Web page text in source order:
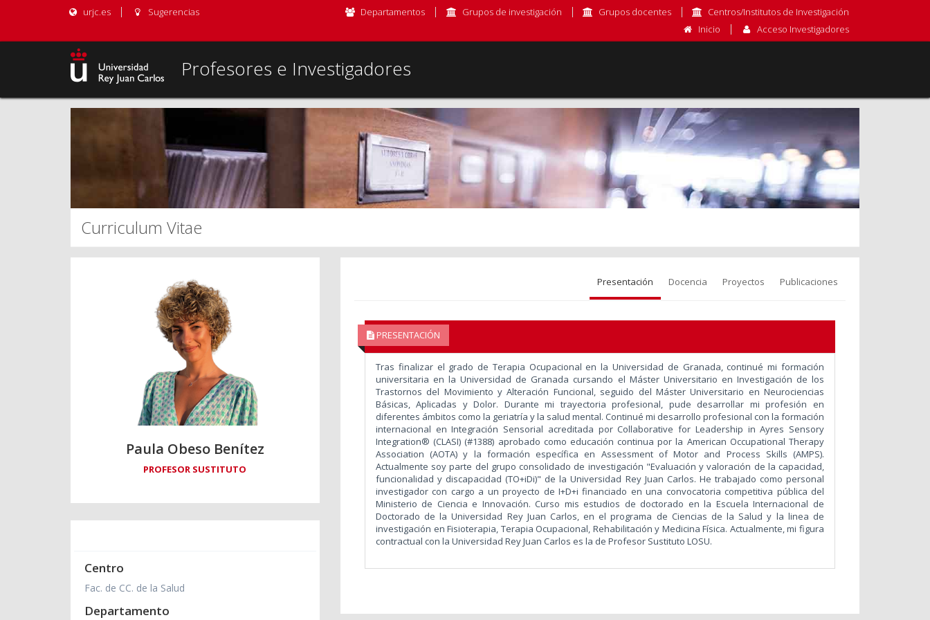
urjc.es Sugerencias Departamentos Grupos de investigación Grupos docentes
Centros/Institutos de Investigación
Inicio
Acceso Investigadores
Profesores e Investigadores
Curriculum Vitae
Paula Obeso Benítez
PROFESOR SUSTITUTO
Centro
Fac. de CC. de la Salud
Departamento
Presentación Docencia Proyectos Publicaciones
PRESENTACIÓN
Tras finalizar el grado de Terapia Ocupacional en la Universidad de Granada, continué mi formación
universitaria en la Universidad de Granada cursando el Máster Universitario en Investigación de los
Trastornos del Movimiento y Alteración Funcional, seguido del Máster Universitario en Neurociencias
Básicas, Aplicadas y Dolor. Durante mi trayectoria profesional, pude desarrollar mi profesión en
diferentes ámbitos como la geriatría y la salud mental. Continué mi desarrollo profesional con la formación
internacional en Integración Sensorial acreditada por Collaborative for Leadership in Ayres Sensory
Integration® (CLASI) (#1388) aprobado como educación continua por la American Occupational Therapy
Association (AOTA) y la formación específica en Assessment of Motor and Process Skills (AMPS).
Actualmente soy parte del grupo consolidado de investigación "Evaluación y valoración de la capacidad,
funcionalidad y discapacidad (TO+iDi)" de la Universidad Rey Juan Carlos. He trabajado como personal
investigador con cargo a un proyecto de I+D+i financiado en una convocatoria competitiva pública del
Ministerio de Ciencia e Innovación. Curso mis estudios de doctorado en la Escuela Internacional de
Doctorado de la Universidad Rey Juan Carlos, en el programa de Ciencias de la Salud y la linea de
investigación en Fisioterapia, Terapia Ocupacional, Rehabilitación y Medicina Física. Actualmente, mi figura
contractual con la Universidad Rey Juan Carlos es la de Profesor Sustituto LOSU.